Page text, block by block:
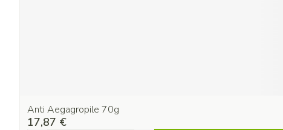
Anti Aegagropile 70g
17,87 €